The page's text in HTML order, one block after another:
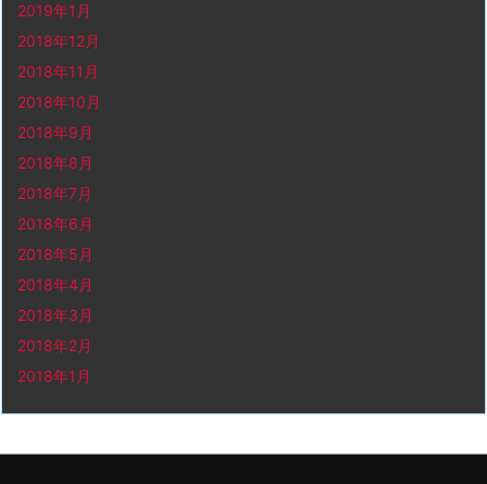
2019年1月
2018年12月
2018年11月
2018年10月
2018年9月
2018年8月
2018年7月
2018年6月
2018年5月
2018年4月
2018年3月
2018年2月
2018年1月